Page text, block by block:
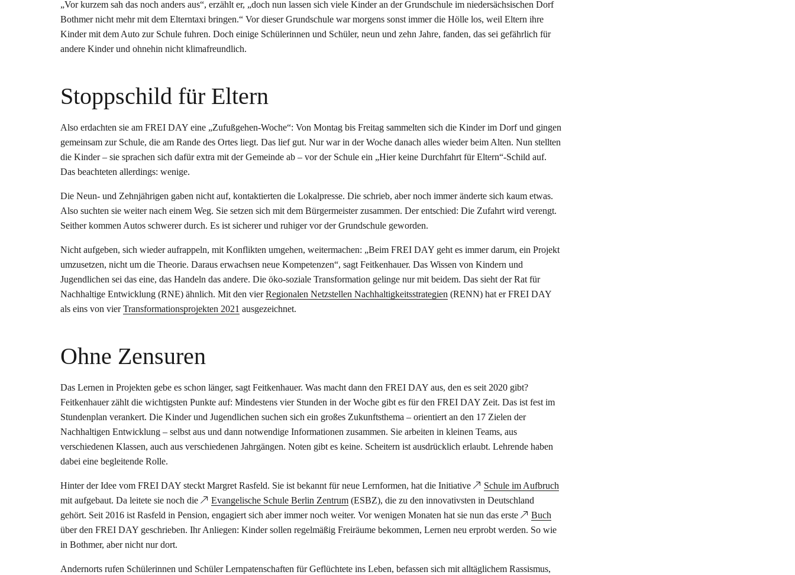
„Vor kurzem sah das noch anders aus“, erzählt er, „doch nun lassen sich viele Kinder an der Grundschule im niedersächsischen Dorf
Bothmer nicht mehr mit dem Elterntaxi bringen.“ Vor dieser Grundschule war morgens sonst immer die Hölle los, weil Eltern ihre
Kinder mit dem Auto zur Schule fuhren. Doch einige Schülerinnen und Schüler, neun und zehn Jahre, fanden, das sei gefährlich für
andere Kinder und ohnehin nicht klimafreundlich.
Stoppschild für Eltern
Also erdachten sie am FREI DAY eine „Zufußgehen-Woche“: Von Montag bis Freitag sammelten sich die Kinder im Dorf und gingen
gemeinsam zur Schule, die am Rande des Ortes liegt. Das lief gut. Nur war in der Woche danach alles wieder beim Alten. Nun stellten
die Kinder – sie sprachen sich dafür extra mit der Gemeinde ab – vor der Schule ein „Hier keine Durchfahrt für Eltern“-Schild auf.
Das beachteten allerdings: wenige.
Die Neun- und Zehnjährigen gaben nicht auf, kontaktierten die Lokalpresse. Die schrieb, aber noch immer änderte sich kaum etwas.
Also suchten sie weiter nach einem Weg. Sie setzen sich mit dem Bürgermeister zusammen. Der entschied: Die Zufahrt wird verengt.
Seither kommen Autos schwerer durch. Es ist sicherer und ruhiger vor der Grundschule geworden.
Nicht aufgeben, sich wieder aufrappeln, mit Konflikten umgehen, weitermachen: „Beim FREI DAY geht es immer darum, ein Projekt
umzusetzen, nicht um die Theorie. Daraus erwachsen neue Kompetenzen“, sagt Feitkenhauer. Das Wissen von Kindern und
Jugendlichen sei das eine, das Handeln das andere. Die öko-soziale Transformation gelinge nur mit beidem. Das sieht der Rat für
Nachhaltige Entwicklung (RNE) ähnlich. Mit den vierRegionalen Netzstellen Nachhaltigkeitsstrategien (RENN) hat er FREI DAY
als eins von vierTransformationsprojekten 2021 ausgezeichnet.
Ohne Zensuren
Das Lernen in Projekten gebe es schon länger, sagt Feitkenhauer. Was macht dann den FREI DAY aus, den es seit 2020 gibt?
Feitkenhauer zählt die wichtigsten Punkte auf: Mindestens vier Stunden in der Woche gibt es für den FREI DAY Zeit. Das ist fest im
Stundenplan verankert. Die Kinder und Jugendlichen suchen sich ein großes Zukunftsthema – orientiert an den 17 Zielen der
Nachhaltigen Entwicklung – selbst aus und dann notwendige Informationen zusammen. Sie arbeiten in kleinen Teams, aus
verschiedenen Klassen, auch aus verschiedenen Jahrgängen. Noten gibt es keine. Scheitern ist ausdrücklich erlaubt. Lehrende haben
dabei eine begleitende Rolle.
Hinter der Idee vom FREI DAY steckt Margret Rasfeld. Sie ist bekannt für neue Lernformen, hat die Initiative
Schule im Aufbruch
mit aufgebaut. Da leitete sie noch die
Evangelische Schule Berlin Zentrum (ESBZ), die zu den innovativsten in Deutschland
gehört. Seit 2016 ist Rasfeld in Pension, engagiert sich aber immer noch weiter. Vor wenigen Monaten hat sie nun das erste
Buch
über den FREI DAY geschrieben. Ihr Anliegen: Kinder sollen regelmäßig Freiräume bekommen, Lernen neu erprobt werden. So wie
in Bothmer, aber nicht nur dort.
Andernorts rufen Schülerinnen und Schüler Lernpatenschaften für Geflüchtete ins Leben, befassen sich mit alltäglichem Rassismus,